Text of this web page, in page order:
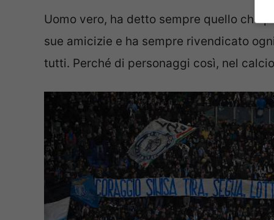
Uomo vero, ha detto sempre quello che
sue amicizie e ha sempre rivendicato
tutti. Perché di personaggi così, nel